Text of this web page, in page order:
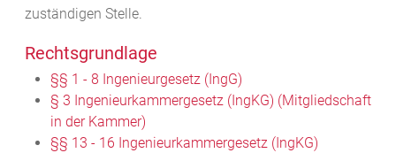
zuständigen Stelle.
Rechtsgrundlage
§§ 1 - 8 Ingenieurgesetz (IngG)
§ 3 Ingenieurkammergesetz (IngKG) (Mitgliedschaft
in der Kammer)
§§ 13 - 16 Ingenieurkammergesetz (IngKG)